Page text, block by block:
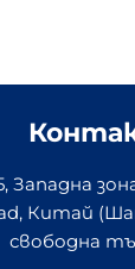
Западна
Китай
свободна